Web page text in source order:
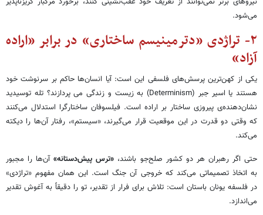
می‌شود.
۲- تراژدی «دترمینیسم ساختاری» در برابر «اراده
آزاد»
یکی از کهن‌ترین پرسش‌های فلسفی این است: آیا انسان‌ها حاکم بر سرنوشت خود
هستند یا اسیر جبر (Determinism) به زیست و زندگی می پردازند؟ تله توسیدید
نشان‌دهنده‌ی پیروزی ساختار بر اراده است. فیلسوفان ساختارگرا استدلال می‌کنند
که وقتی دو قدرت در این موقعیت قرار می‌گیرند، «سیستم»، رفتار آن‌ها را دیکته‌
می‌کند.
حتی اگر رهبران هر دو کشور صلح‌جو باشند، «ترس پیش‌دستانه»آن‌ها را مجبور
به اتخاذ تصمیماتی می‌کند که خروجی آن جنگ است. این همان مفهوم «تراژدی»
در فلسفه یونان باستان است: تلاش برای فرار از تقدیر، تو را دقیقاً به آغوش تقدیر
می‌اندازد.